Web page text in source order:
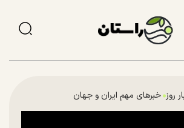
روز خبرهای مهم ایران و جهان